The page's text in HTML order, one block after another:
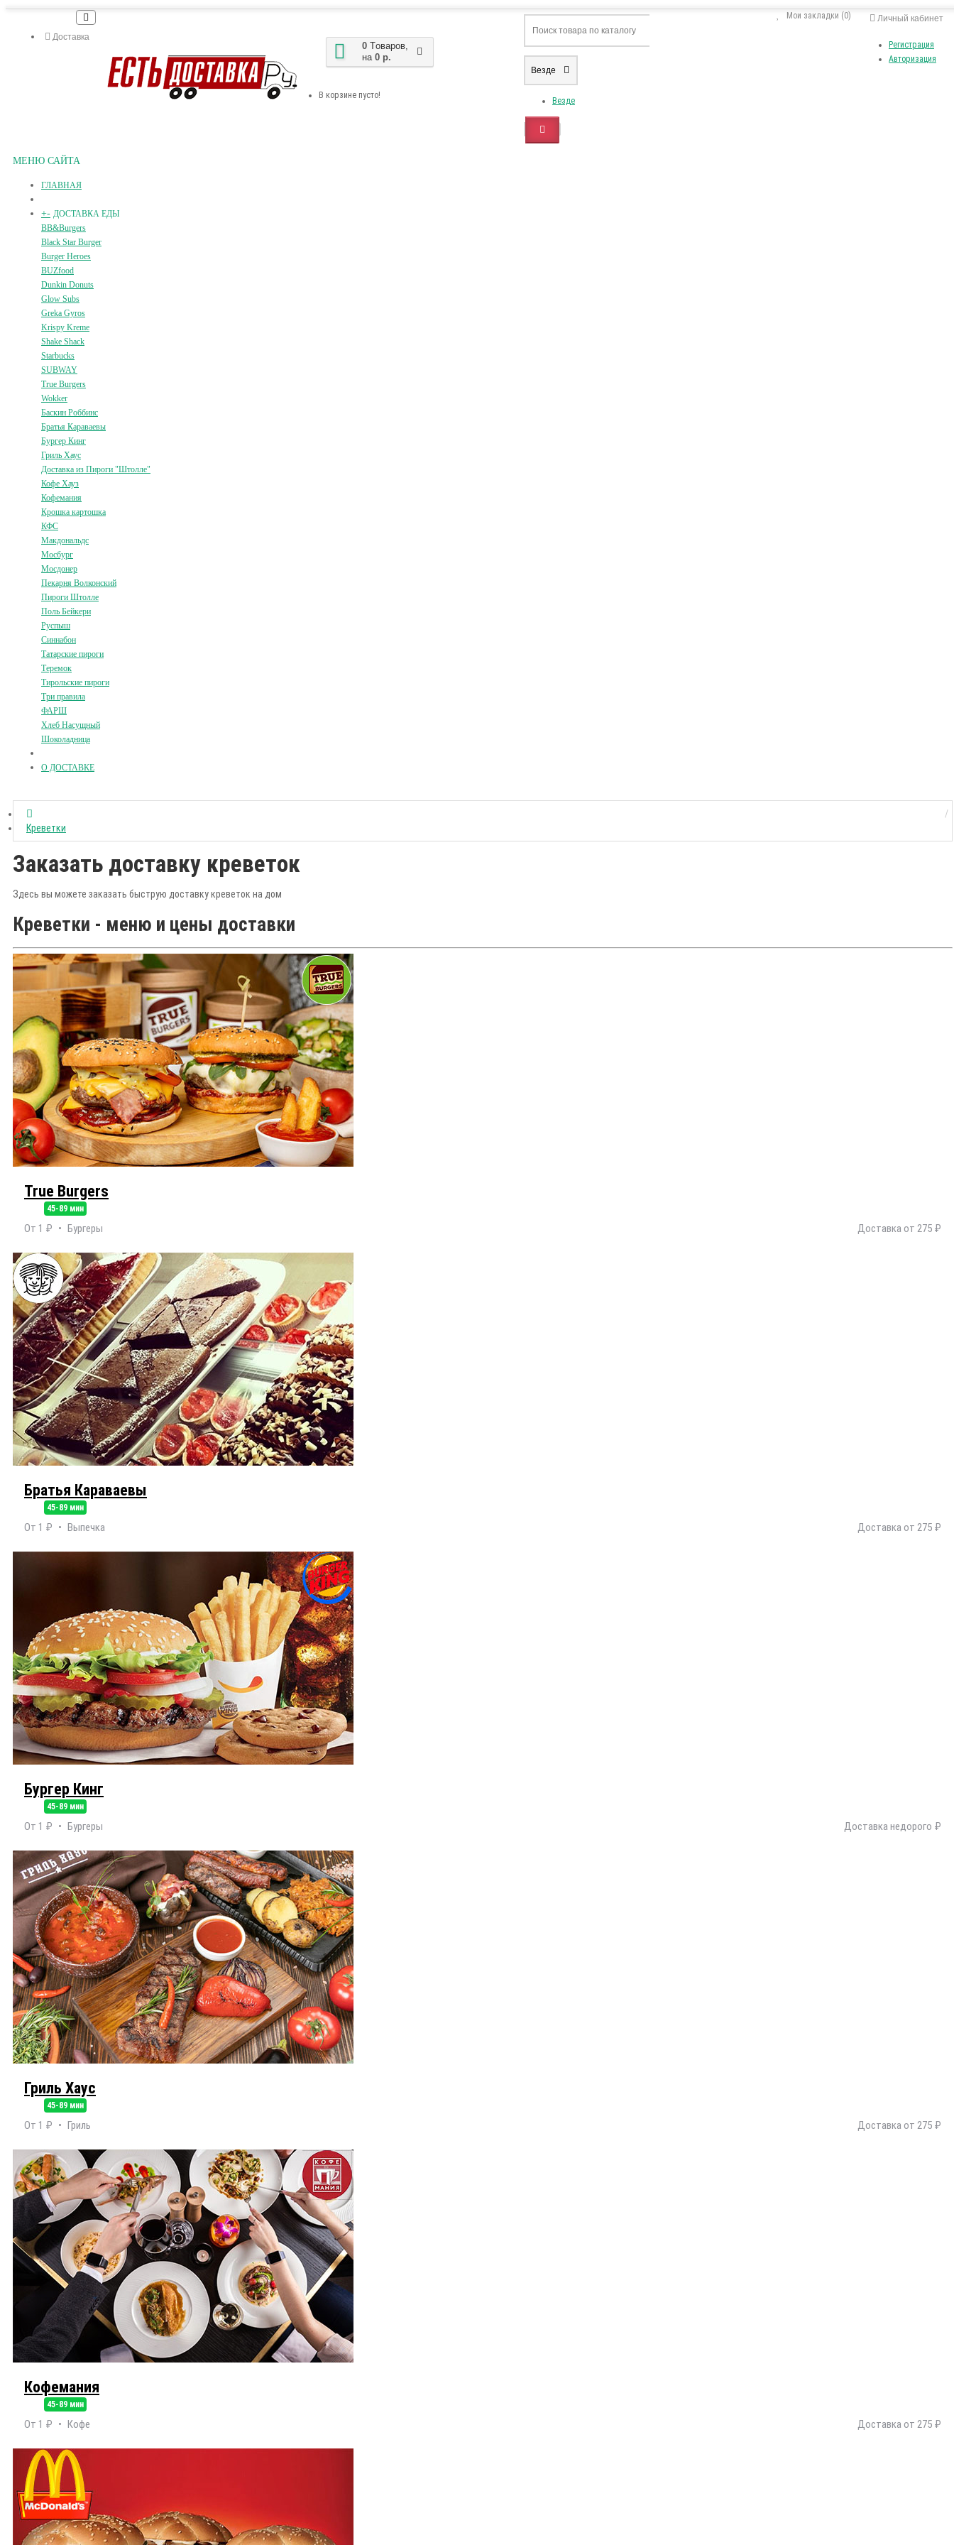
Доставка
Личный кабинет
Регистрация
Авторизация
Мои закладки (0)
0 Tоваров,
на 0 р.
В корзине пусто!
Везде
Везде
МЕНЮ САЙТА
ГЛАВНАЯ
+- ДОСТАВКА ЕДЫ
BB&Burgers
Black Star Burger
Burger Heroes
BUZfood
Dunkin Donuts
Glow Subs
Greka Gyros
Krispy Kreme
Shake Shack
Starbucks
SUBWAY
True Burgers
Wokker
Баскин Роббинс
Братья Караваевы
Бургер Кинг
Гриль Хаус
Доставка из Пироги "Штолле"
Кофе Хауз
Кофемания
Крошка картошка
КФС
Макдональдс
Мосбург
Мосдонер
Пекарня Волконский
Пироги Штолле
Поль Бейкери
Руспыш
Синнабон
Татарские пироги
Теремок
Тирольские пироги
Три правила
ФАРШ
Хлеб Насущный
Шоколадница
О ДОСТАВКЕ
Креветки
Заказать доставку креветок
Здесь вы можете заказать быструю доставку креветок на дом
Креветки - меню и цены доставки
True Burgers
45-89 мин
От 1 ₽ Бургеры Доставка от 275 ₽
Братья Караваевы
45-89 мин
От 1 ₽ Выпечка Доставка от 275 ₽
Бургер Кинг
45-89 мин
От 1 ₽ Бургеры Доставка недорого ₽
Гриль Хаус
45-89 мин
От 1 ₽ Гриль Доставка от 275 ₽
Кофемания
45-89 мин
От 1 ₽ Кофе Доставка от 275 ₽